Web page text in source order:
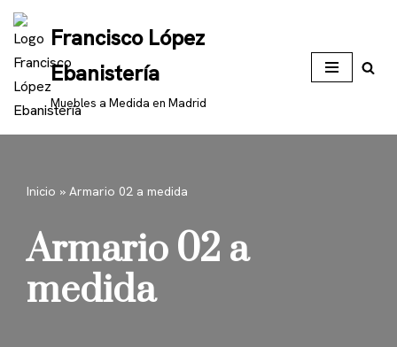
Saltar
al
contenido
Francisco López
Ebanistería
Muebles a Medida en Madrid
Inicio » Armario 02 a medida
Armario 02 a
medida